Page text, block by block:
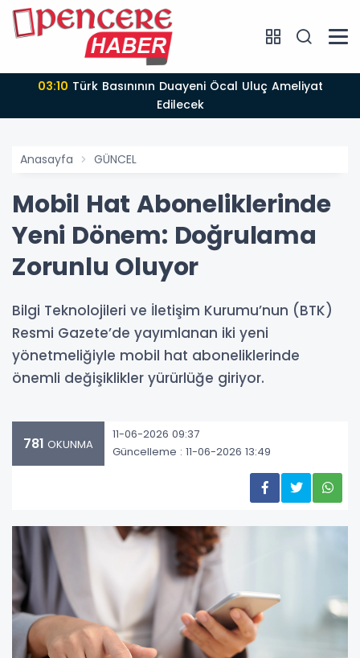
03:10
Edilecek
Anasayfa GÜNCEL
Mobil Hat Aboneliklerinde
Yeni Dönem: Doğrulama
Zorunlu Oluyor
Bilgi Teknolojileri ve İletişim Kurumu’nun (BTK)
Resmi Gazete’de yayımlanan iki yeni
yönetmeliğiyle mobil hat aboneliklerinde
önemli değişiklikler yürürlüğe giriyor.
781 OKUNMA
11-06-2026 09:37
Güncelleme : 11-06-2026 13:49